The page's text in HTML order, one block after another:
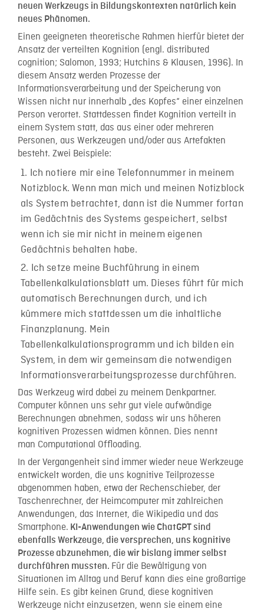
neuen Werkzeugs in Bildungskontexten natürlich kein
neues Phänomen.
Einen geeigneten theoretische Rahmen hierfür bietet der
Ansatz der verteilten Kognition (engl. distributed
cognition; Salomon, 1993; Hutchins & Klausen, 1996). In
diesem Ansatz werden Prozesse der
Informationsverarbeitung und der Speicherung von
Wissen nicht nur innerhalb „des Kopfes“ einer einzelnen
Person verortet. Stattdessen findet Kognition verteilt in
einem System statt, das aus einer oder mehreren
Personen, aus Werkzeugen und/oder aus Artefakten
besteht. Zwei Beispiele:
Ich notiere mir eine Telefonnummer in meinem
Notizblock. Wenn man mich und meinen Notizblock
als System betrachtet, dann ist die Nummer fortan
im Gedächtnis des Systems gespeichert, selbst
wenn ich sie mir nicht in meinem eigenen
Gedächtnis behalten habe.
Ich setze meine Buchführung in einem
Tabellenkalkulationsblatt um. Dieses führt für mich
automatisch Berechnungen durch, und ich
kümmere mich stattdessen um die inhaltliche
Finanzplanung. Mein
Tabellenkalkulationsprogramm und ich bilden ein
System, in dem wir gemeinsam die notwendigen
Informationsverarbeitungsprozesse durchführen.
Das Werkzeug wird dabei zu meinem Denkpartner.
Computer können uns sehr gut viele aufwändige
Berechnungen abnehmen, sodass wir uns höheren
kognitiven Prozessen widmen können. Dies nennt
man Computational Offloading.
In der Vergangenheit sind immer wieder neue Werkzeuge
entwickelt worden, die uns kognitive Teilprozesse
abgenommen haben, etwa der Rechenschieber, der
Taschenrechner, der Heimcomputer mit zahlreichen
Anwendungen, das Internet, die Wikipedia und das
Smartphone. KI-Anwendungen wie ChatGPT sind
ebenfalls Werkzeuge, die versprechen, uns kognitive
Prozesse abzunehmen, die wir bislang immer selbst
durchführen mussten. Für die Bewältigung von
Situationen im Alltag und Beruf kann dies eine großartige
Hilfe sein. Es gibt keinen Grund, diese kognitiven
Werkzeuge nicht einzusetzen, wenn sie einem eine